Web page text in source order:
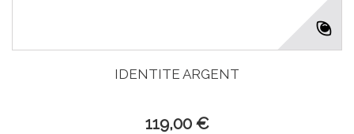
IDENTITE ARGENT
119,00 €